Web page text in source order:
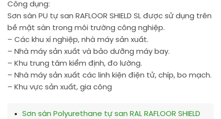
Công dụng:
Sơn sàn PU tự san RAFLOOR SHIELD SL được sử dụng trên
bề mặt sàn trong môi trường công nghiệp.
– Các khu xí nghiệp, nhà máy sản xuất.
– Nhà máy sản xuất và bảo dưỡng máy bay.
– Khu trung tâm kiểm định, đo lường.
– Nhà máy sản xuất các linh kiện điện tử, chíp, bo mạch.
– Khu vực sản xuất, gia công
Sơn sàn Polyurethane tự san RAL RAFLOOR SHIELD